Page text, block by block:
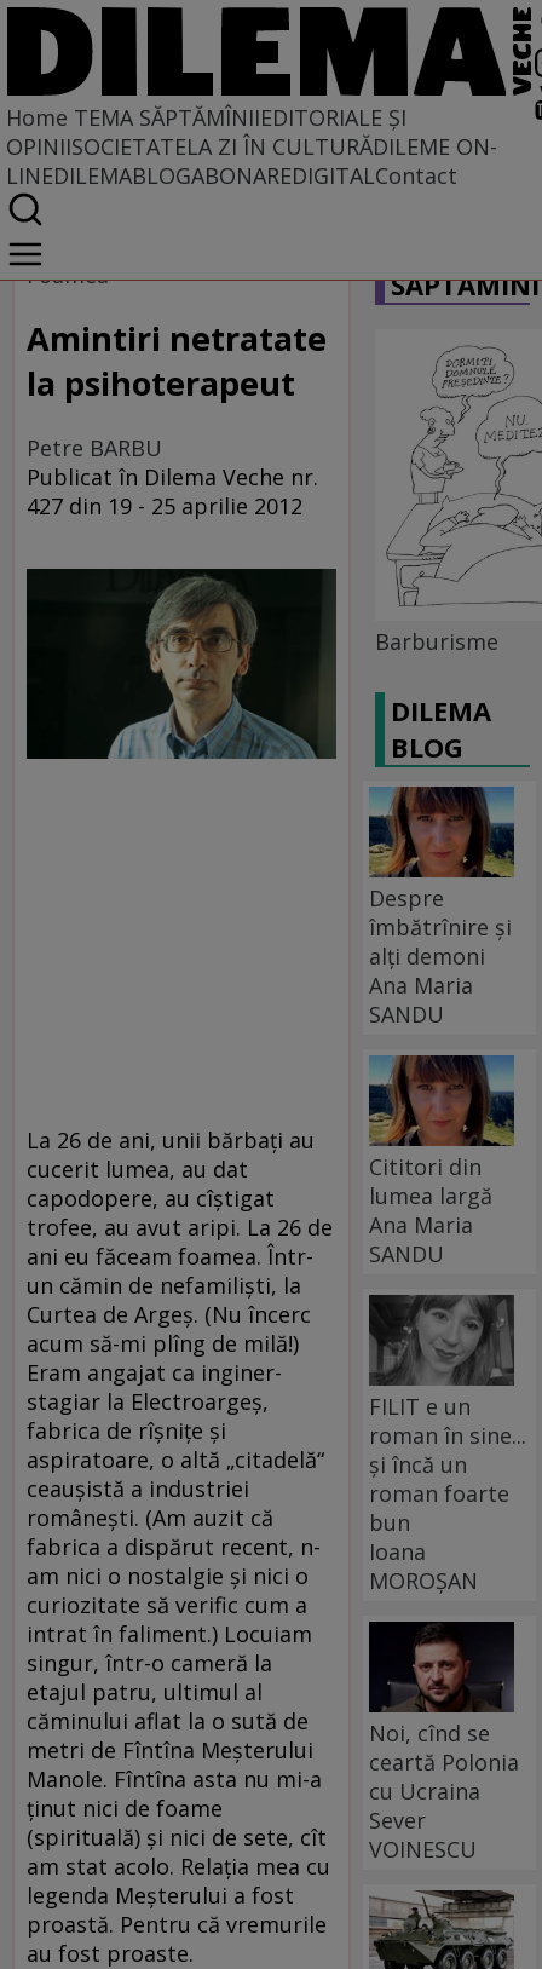
Home TEMA SĂPTĂMÎNIIEDITORIALE ȘI
OPINIISOCIETATELA ZI ÎN CULTURĂDILEME ON-
LINEDILEMABLOGABONAREDIGITALContact
Home
Tema săptămînii
Foamea
Amintiri netratate
la psihoterapeut
Petre BARBU
Publicat în Dilema Veche nr.
427 din 19 - 25 aprilie 2012
La 26 de ani, unii bărbaţi au
cucerit lumea, au dat
capodopere, au cîştigat
trofee, au avut aripi. La 26 de
ani eu făceam foamea. Într-
un cămin de nefamilişti, la
Curtea de Argeş. (Nu încerc
acum să-mi plîng de milă!)
Eram angajat ca inginer-
stagiar la Electroargeş,
fabrica de rîşniţe şi
aspiratoare, o altă „citadelă“
ceauşistă a industriei
româneşti. (Am auzit că
fabrica a dispărut recent, n-
am nici o nostalgie şi nici o
curiozitate să verific cum a
intrat în faliment.) Locuiam
singur, într-o cameră la
etajul patru, ultimul al
căminului aflat la o sută de
metri de Fîntîna Meşterului
Manole. Fîntîna asta nu mi-a
ţinut nici de foame
(spirituală) şi nici de sete, cît
am stat acolo. Relaţia mea cu
legenda Meşterului a fost
proastă. Pentru că vremurile
au fost proaste.
Barburisme
DILEMA
BLOG
Despre
îmbătrînire și
alți demoni
Ana Maria
SANDU
Cititori din
lumea largă
Ana Maria
SANDU
FILIT e un
roman în sine...
și încă un
roman foarte
bun
Ioana
MOROȘAN
Noi, cînd se
ceartă Polonia
cu Ucraina
Sever
VOINESCU